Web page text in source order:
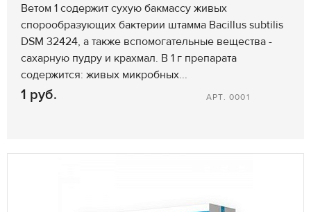
Ветом 1 содержит сухую бакмассу живых
спорообразующих бактерии штамма Bacillus subtilis
DSM 32424, а также вспомогательные вещества -
сахарную пудру и крахмал. В 1 г препарата
содержится: живых микробных...
1 руб. АРТ. 0001